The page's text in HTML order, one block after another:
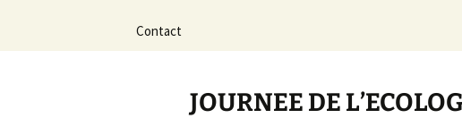
Les revues de presse
Les projets
Contact
JOURNEE DE